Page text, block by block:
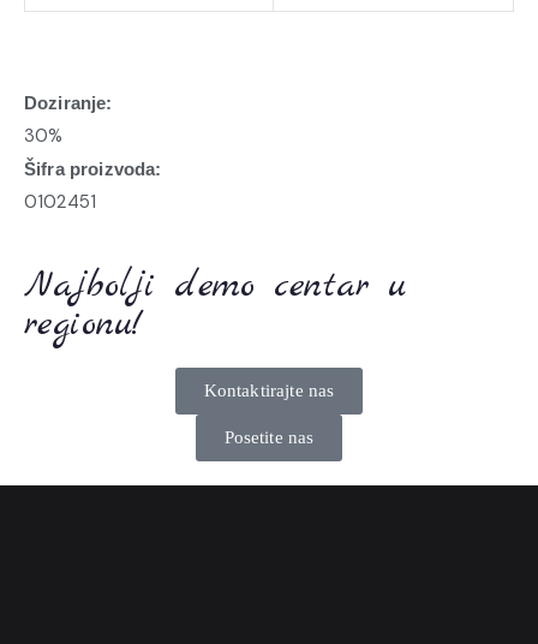
Doziranje:
30%
Šifra proizvoda:
0102451
Najbolji demo centar u
regionu!
Kontaktirajte nas
Posetite nas